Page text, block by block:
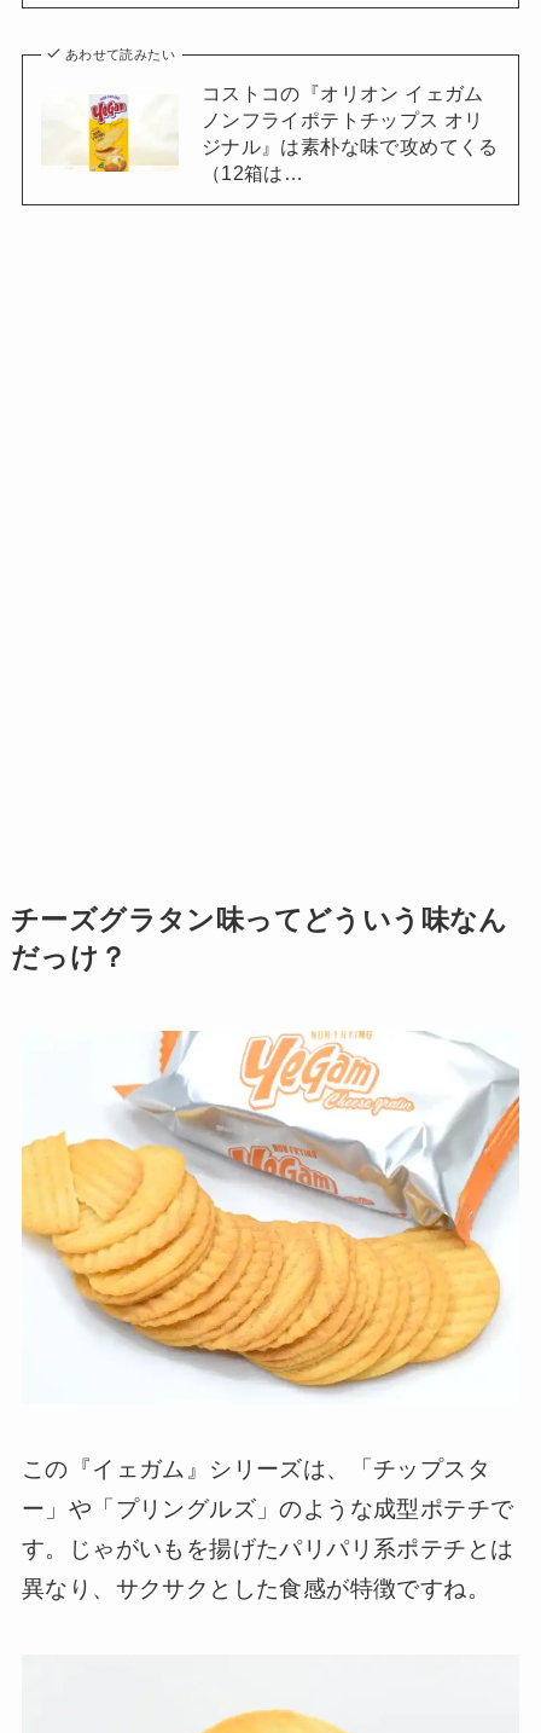
あわせて読みたい
コストコの『オリオン イェガム
ノンフライポテトチップス オリ
ジナル』は素朴な味で攻めてくる
（12箱は…
チーズグラタン味ってどういう味なん
だっけ？
この『イェガム』シリーズは、「チップスタ
ー」や「プリングルズ」のような成型ポテチで
す。じゃがいもを揚げたパリパリ系ポテチとは
異なり、サクサクとした食感が特徴ですね。